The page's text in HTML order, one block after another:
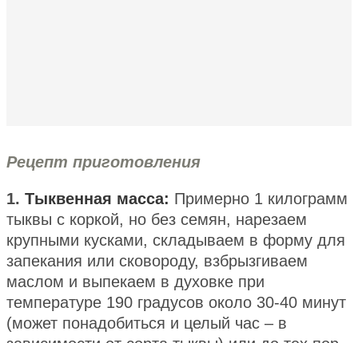
Рецепт приготовления
1. Тыквенная масса: Примерно 1 килограмм
тыквы с коркой, но без семян, нарезаем
крупными кусками, складываем в форму для
запекания или сковороду, взбрызгиваем
маслом и выпекаем в духовке при
температуре 190 градусов около 30-40 минут
(может понадобиться и целый час – в